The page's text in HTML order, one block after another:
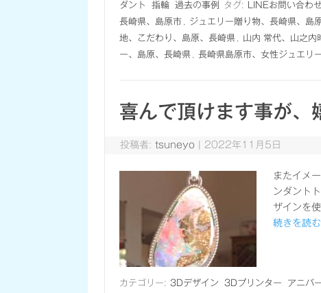
ダント
指輪 過去の事例 タグ: LINEお問い合わ
長崎県、島原市
ジュエリー贈り物、長崎県、島
地、こだわり、島原、長崎県
山内 常代、山之内
ー、島原、長崎県
長崎県島原市、女性ジュエリ
喜んで頂けます事が、
投稿者:tsuneyo 2022年11月5日
またイメ
ンダント
ザインを
続きを読
カテゴリー: 3Dデザイン 3Dプリンター アニバ